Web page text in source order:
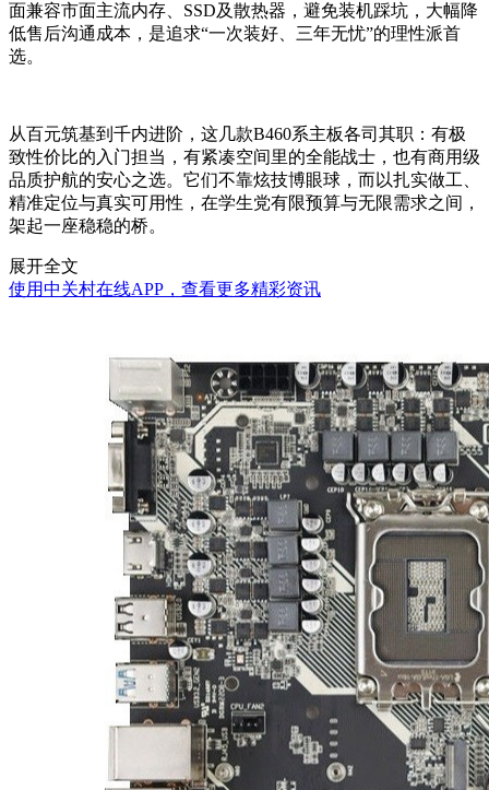
面兼容市面主流内存、SSD及散热器，避免装机踩坑，大幅降
低售后沟通成本，是追求“一次装好、三年无忧”的理性派首
选。
从百元筑基到千内进阶，这几款B460系主板各司其职：有极
致性价比的入门担当，有紧凑空间里的全能战士，也有商用级
品质护航的安心之选。它们不靠炫技博眼球，而以扎实做工、
精准定位与真实可用性，在学生党有限预算与无限需求之间，
架起一座稳稳的桥。
展开全文
使用中关村在线APP，查看更多精彩资讯